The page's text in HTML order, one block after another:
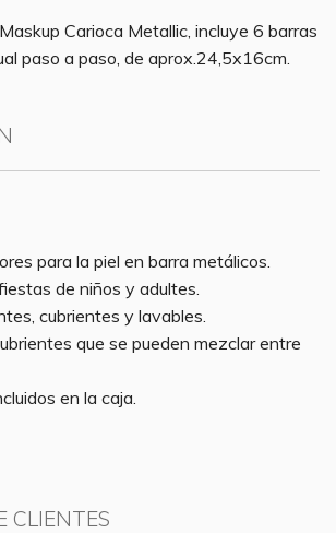
Carioca Metallic, incluye 6 barras
paso a paso, de aprox.24,5x16cm.
para la piel en barra metálicos.
de niños y adultes.
cubrientes y lavables.
que se pueden mezclar entre
en la caja.
CLIENTES